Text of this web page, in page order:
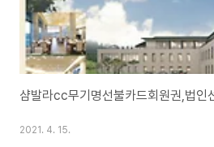
2021. 4. 15.